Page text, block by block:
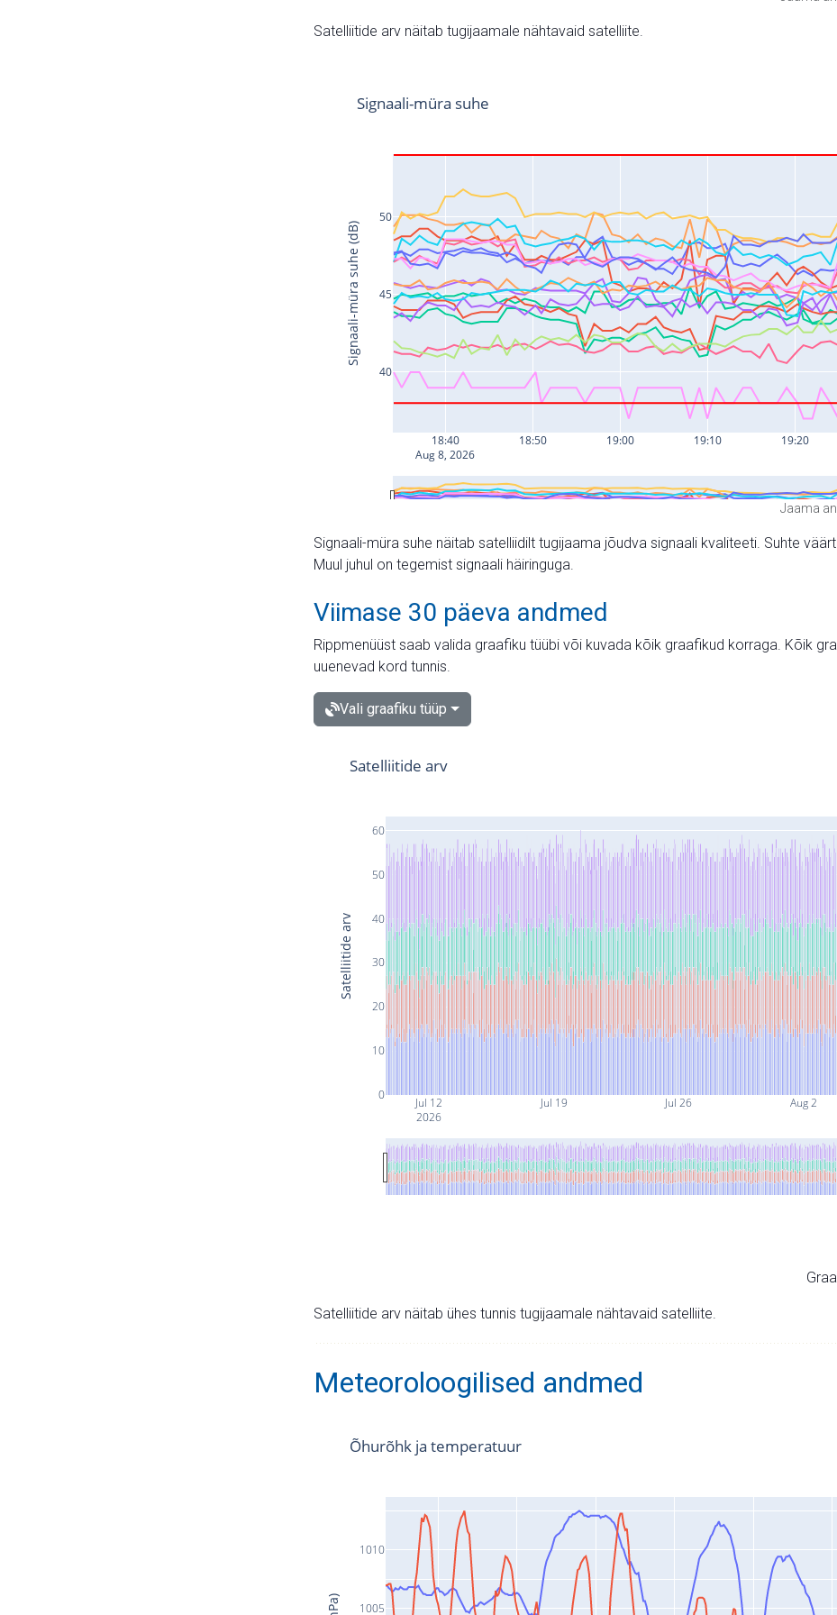
Satelliitide arv näitab tugijaamale nähtavaid satelliite.
Jaama
Signaali-müra suhe näitab satelliidilt tugijaama jõudva signaali kvaliteeti. Suhte
Muul juhul on tegemist signaali häiringuga.
Viimase 30 päeva andmed
Rippmenüüst saab valida graafiku tüübi või kuvada kõik graafikud korraga. Kõik
uuenevad kord tunnis.
Vali graafiku tüüp
Jul 12
2026
Jul 19 Jul 26 Aug 2
0
10
20
30
40
50
60
Satelliitide arv
Satelliitide arv
Satelliitide arv näitab ühes tunnis tugijaamale nähtavaid satelliite.
Meteoroloogilised andmed
1005
1010
Õhurõhk ja temperatuur